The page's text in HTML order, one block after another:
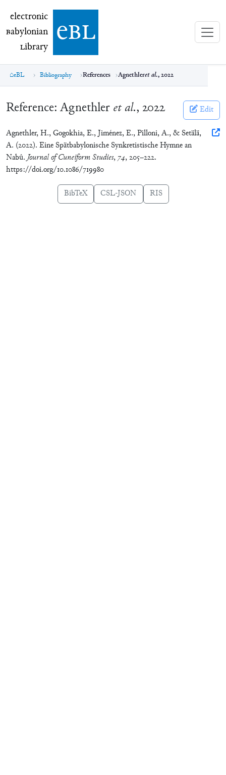
electronic Babylonian Library (eBL)
electronic
Babylonian
Library ebl
eBL Bibliography References Agnethleret al., 2022
Reference: Agnethler et al., 2022 Edit
Agnethler, H., Gogokhia, E., Jiménez, E., Pilloni, A., & Setälä,
A. (2022). Eine Spätbabylonische Synkretistische Hymne an
Nabû.Journal of Cuneiform Studies,74, 205–222.
https://doi.org/10.1086/719980
BibTeX CSL-JSON RIS